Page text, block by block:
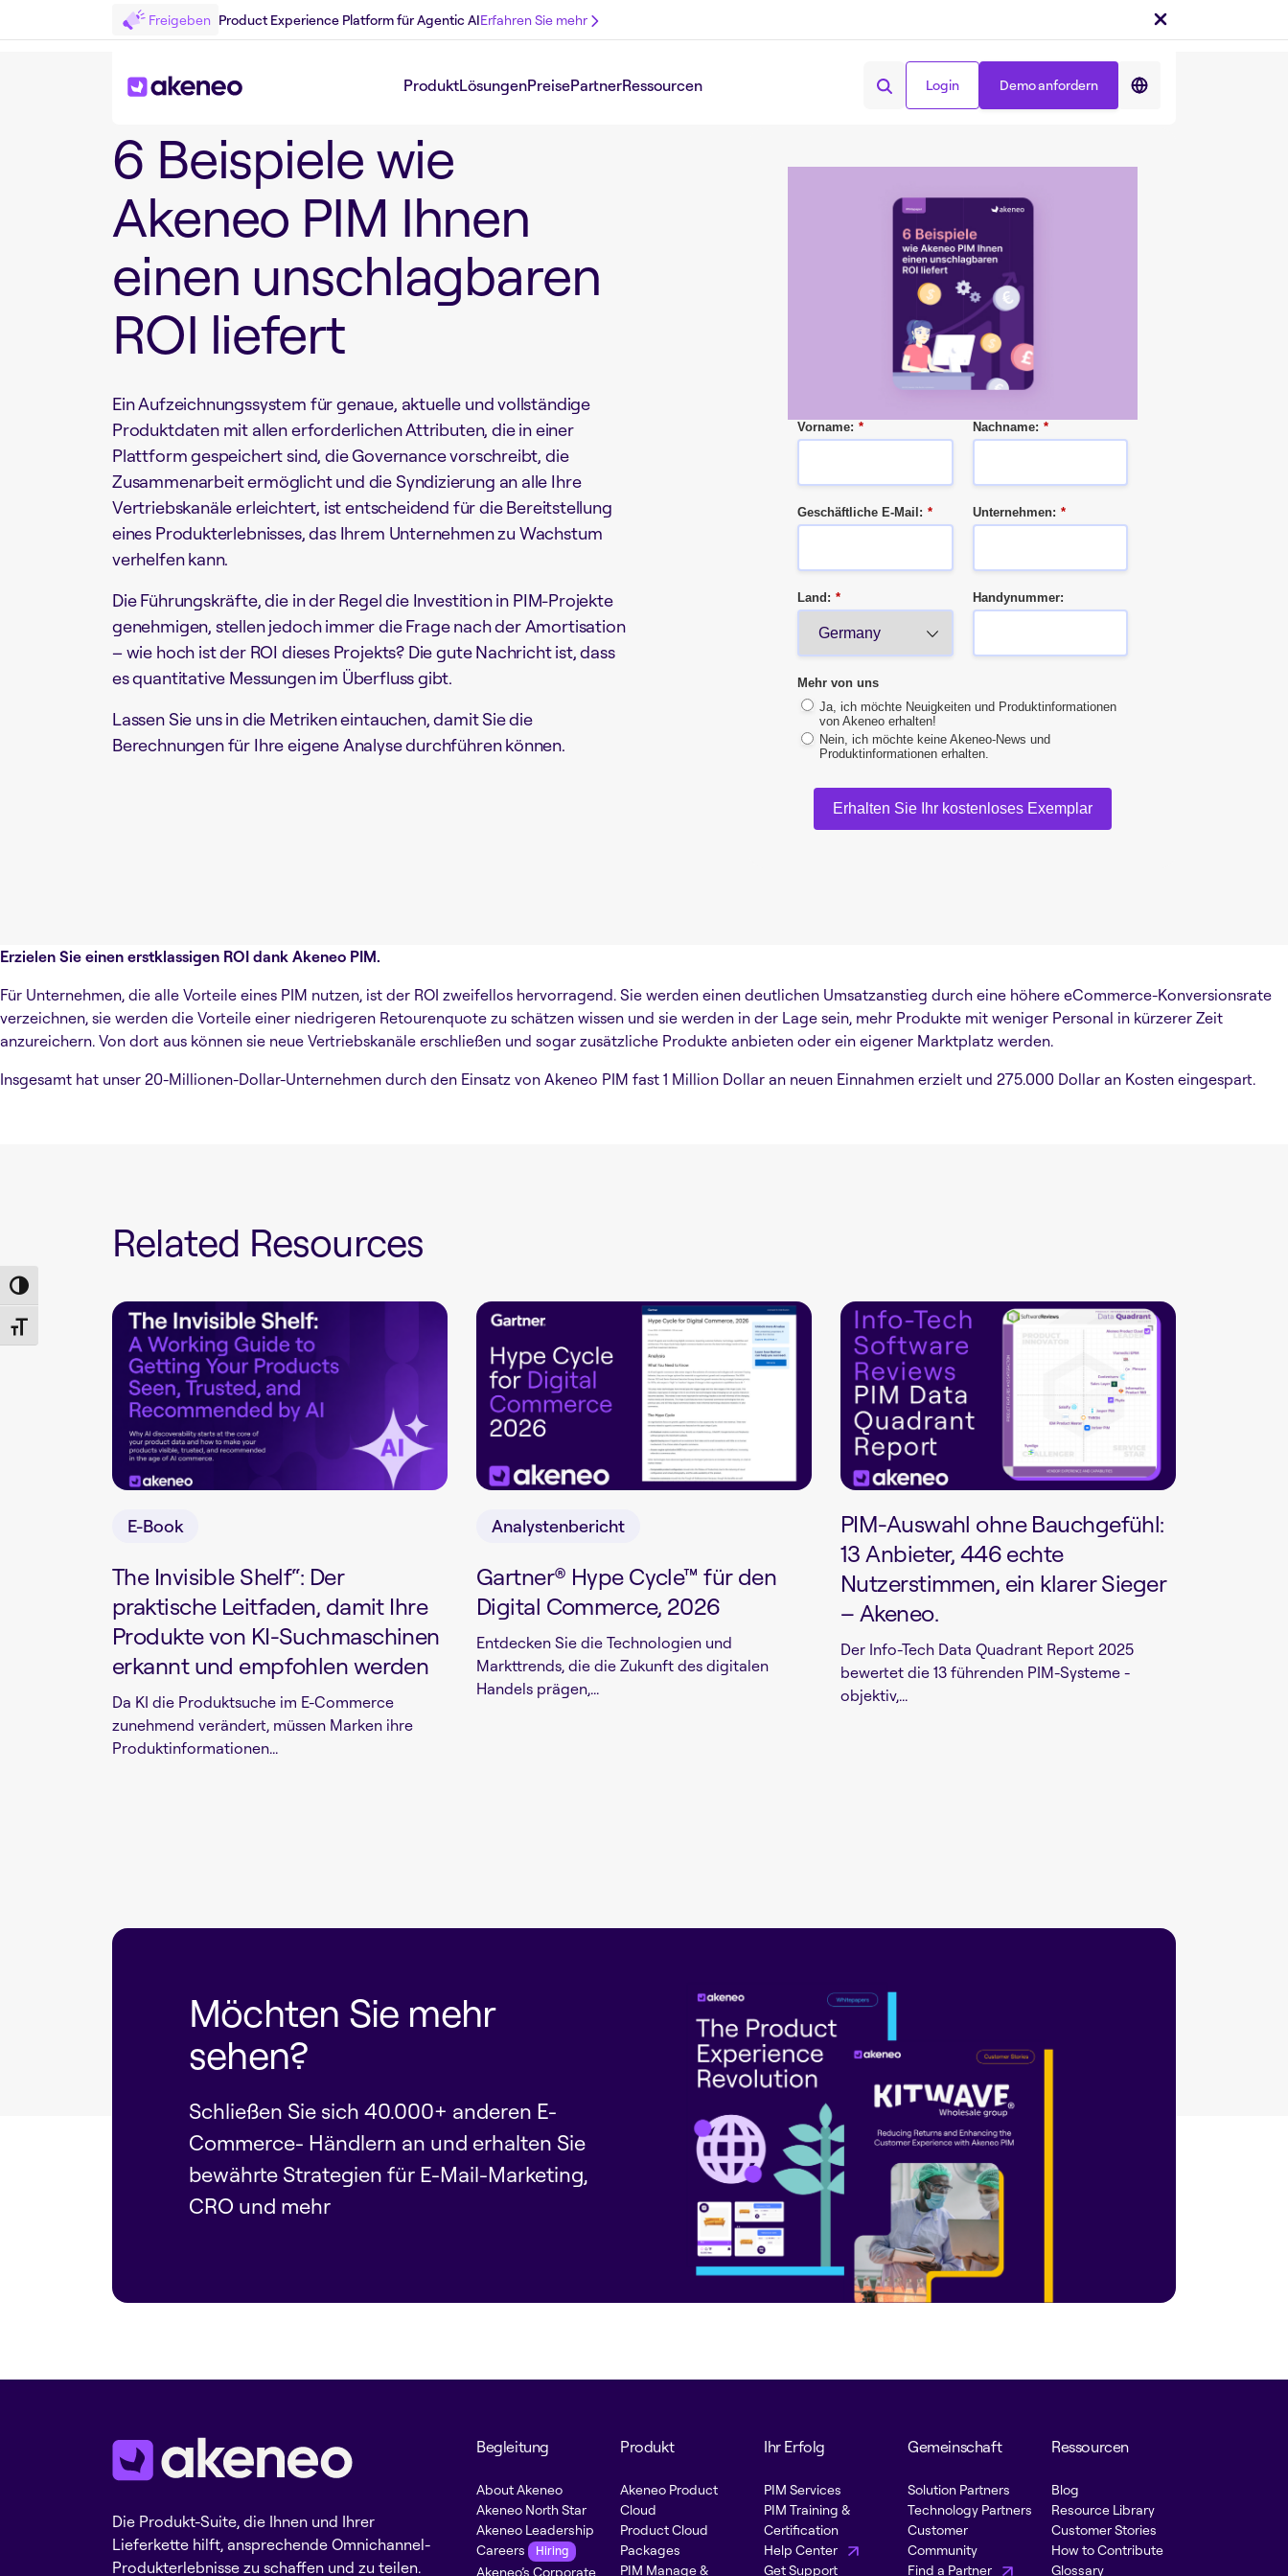
Toggle High Contrast
Toggle Font size
Freigeben Product Experience Platform für Agentic AIErfahren Sie mehr
ProduktLösungenPreisePartnerRessourcen Login Demo anfordern
Zurück zum White Paper
6 Beispiele wie
Akeneo PIM Ihnen
einen unschlagbaren
ROI liefert
Ein Aufzeichnungssystem für genaue, aktuelle und vollständige
Produktdaten mit allen erforderlichen Attributen, die in einer
Plattform gespeichert sind, die Governance vorschreibt, die
Zusammenarbeit ermöglicht und die Syndizierung an alle Ihre
Vertriebskanäle erleichtert, ist entscheidend für die Bereitstellung
eines Produkterlebnisses, das Ihrem Unternehmen zu Wachstum
verhelfen kann.
Die Führungskräfte, die in der Regel die Investition in PIM-Projekte
genehmigen, stellen jedoch immer die Frage nach der Amortisation
– wie hoch ist der ROI dieses Projekts? Die gute Nachricht ist, dass
es quantitative Messungen im Überfluss gibt.
Lassen Sie uns in die Metriken eintauchen, damit Sie die
Berechnungen für Ihre eigene Analyse durchführen können.
*
Vorname: *
Nachname:
*
Geschäftliche E-Mail: *
Unternehmen:
*
Land: Handynummer:
Mehr von uns
Ja, ich möchte Neuigkeiten und Produktinformationen
von Akeneo erhalten!
Nein, ich möchte keine Akeneo-News und
Produktinformationen erhalten.
Erhalten Sie Ihr kostenloses Exemplar
Erzielen Sie einen erstklassigen ROI dank Akeneo PIM.
Für Unternehmen, die alle Vorteile eines PIM nutzen, ist der ROI zweifellos hervorragend. Sie werden einen deutlichen Umsatzanstieg durch eine höhere eCommerce-Konversionsrate
verzeichnen, sie werden die Vorteile einer niedrigeren Retourenquote zu schätzen wissen und sie werden in der Lage sein, mehr Produkte mit weniger Personal in kürzerer Zeit
anzureichern. Von dort aus können sie neue Vertriebskanäle erschließen und sogar zusätzliche Produkte anbieten oder ein eigener Marktplatz werden.
Insgesamt hat unser 20-Millionen-Dollar-Unternehmen durch den Einsatz von Akeneo PIM fast 1 Million Dollar an neuen Einnahmen erzielt und 275.000 Dollar an Kosten eingespart.
Related Resources
E-Book
The Invisible Shelf“: Der
praktische Leitfaden, damit Ihre
Produkte von KI-Suchmaschinen
erkannt und empfohlen werden
Da KI die Produktsuche im E-Commerce
zunehmend verändert, müssen Marken ihre
Produktinformationen...
Analystenbericht
Gartner® Hype Cycle™ für den
Digital Commerce, 2026
Entdecken Sie die Technologien und
Markttrends, die die Zukunft des digitalen
Handels prägen,...
PIM-Auswahl ohne Bauchgefühl:
13 Anbieter, 446 echte
Nutzerstimmen, ein klarer Sieger
– Akeneo.
Der Info-Tech Data Quadrant Report 2025
bewertet die 13 führenden PIM-Systeme -
objektiv,...
Möchten Sie mehr
sehen?
Schließen Sie sich 40.000+ anderen E-
Commerce- Händlern an und erhalten Sie
bewährte Strategien für E-Mail-Marketing,
CRO und mehr
Die Produkt-Suite, die Ihnen und Ihrer
Lieferkette hilft, ansprechende Omnichannel-
Produkterlebnisse zu schaffen und zu teilen.
Begleitung
About Akeneo
Akeneo North Star
Akeneo Leadership
Careers
Hiring
Akeneo’s Corporate
Produkt
Akeneo Product
Cloud
Product Cloud
Packages
PIM Manage &
Ihr Erfolg
PIM Services
PIM Training &
Certification
Help Center
Get Support
Gemeinschaft
Solution Partners
Technology Partners
Customer
Community
Find a Partner
Ressourcen
Blog
Resource Library
Customer Stories
How to Contribute
Glossary